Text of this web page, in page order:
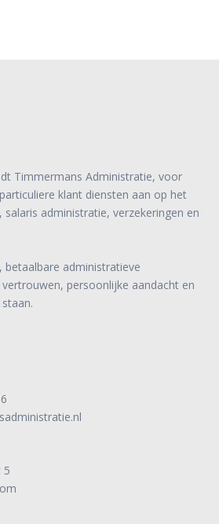
Timmermans Administratie, voor
klant diensten aan op het
salaris administratie, verzekeringen en
betaalbare administratieve
persoonlijke aandacht en
5